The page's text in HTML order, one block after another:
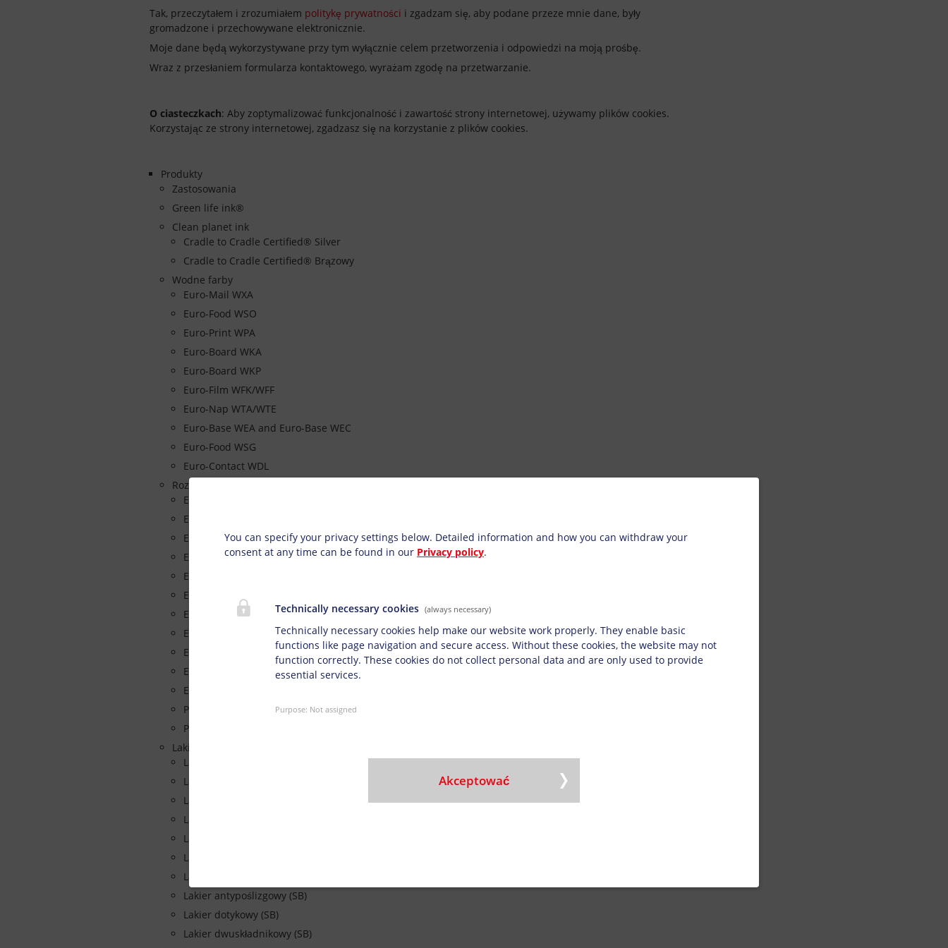
Tak, przeczytałem i zrozumiałem politykę prywatności i zgadzam się, aby podane przeze mnie dane, były
gromadzone i przechowywane elektronicznie.
Moje dane będą wykorzystywane przy tym wyłącznie celem przetworzenia i odpowiedzi na moją prośbę.
Wraz z przesłaniem formularza kontaktowego, wyrażam zgodę na przetwarzanie.
O ciasteczkach: Aby zoptymalizować funkcjonalność i zawartość strony internetowej, używamy plików cookies.
Korzystając ze strony internetowej, zgadzasz się na korzystanie z plików cookies.
Produkty
Zastosowania
Green life ink®
Clean planet ink
Cradle to Cradle Certified® Silver
Cradle to Cradle Certified® Brązowy
Wodne farby
Euro-Mail WXA
Euro-Food WSO
Euro-Print WPA
Euro-Board WKA
Euro-Board WKP
Euro-Film WFK/WFF
Euro-Nap WTA/WTE
Euro-Base WEA and Euro-Base WEC
Euro-Food WSG
Euro-Contact WDL
Rozpuszczalnikowe farby
Euro-Bag PEA and PEC
Euro-Film PXA
Euro-Fresh PHA
Euro-Sheen PQA
Euro-Fast PFA
Euro-Max PCA/PCF
Euro-Pak PTA
Euro-Sprint PDA
Euro-Lam PLA / Euro-Bond PVA/PVR / Euro-Universal PVU
Euro-Base PBA/PBR
Euro-2k PKA
PMA Euro-Matt
PAA Euro-Foil
Lakiery
Lakier nadrukowy Wysoki połysk/matowy (WB)
Lakier antypoślizgowy (WB)
Lakiery pre-print (WB)
Lakier barierowy (WB)
Lakier ekspandujący (WB)
Lakier Anty-Fog (SB)
Lakier nadrukowy Wysoki połysk/matowy (SB)
Lakier antypoślizgowy (SB)
Lakier dotykowy (SB)
Lakier dwuskładnikowy (SB)
You can specify your privacy settings below. Detailed information and how you can withdraw your
consent at any time can be found in our Privacy policy.
Technically necessary cookies (always necessary)
Technically necessary cookies help make our website work properly. They enable basic
functions like page navigation and secure access. Without these cookies, the website may not
function correctly. These cookies do not collect personal data and are only used to provide
essential services.
Purpose: Not assigned
Akceptować